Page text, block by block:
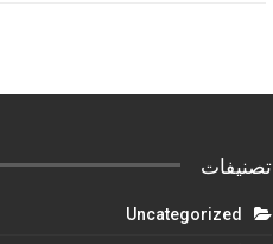
تصنيفات
Uncategorized